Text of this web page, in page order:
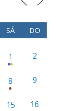
SÁ DO
1 2
8 9
15 16